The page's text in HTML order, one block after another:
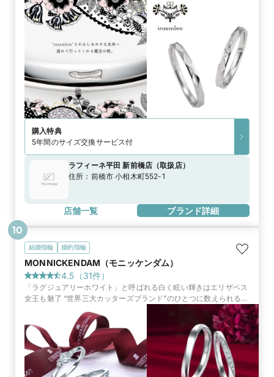
購入特典
5年間のサイズ交換サービス付
ラフィーネ平田 新前橋店 （取扱店）
住所： 前橋市 小相木町552-1
店舗一覧 ブランド詳細
結婚指輪 婚約指輪
MONNICKENDAM（モニッケンダム）
4.5 （31件）
「ラグジュアリーホワイト」と呼ばれる白く眩い輝きはエリザベス
女王も魅了 “世界三大カッターズブランド”のひとつに数えられる至
高の英国ダイヤモンドカッターズブランド
10